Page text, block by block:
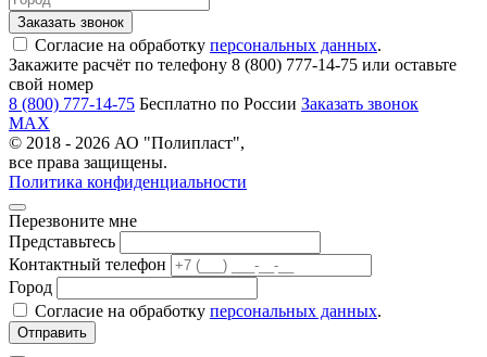
Согласие на обработку персональных данных.
Закажите расчёт по телефону 8 (800) 777-14-75 или оставьте
свой номер
8 (800) 777-14-75 Бесплатно по России Заказать звонок
MAX
© 2018 - 2026 АО "Полипласт",
все права защищены.
Политика конфиденциальности
Перезвоните мне
Представьтесь
Контактный телефон
Город
Согласие на обработку персональных данных.